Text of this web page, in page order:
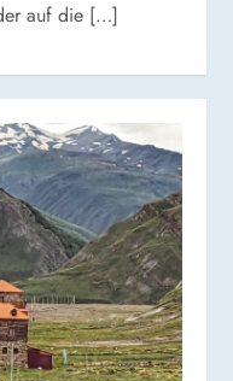
auf die […]